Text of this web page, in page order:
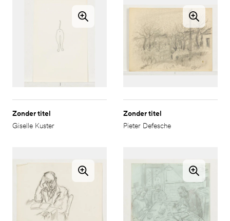
Zonder titel
Giselle Kuster
Zonder titel
Pieter Defesche